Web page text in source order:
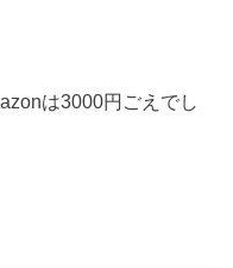
は3000円ごえでし